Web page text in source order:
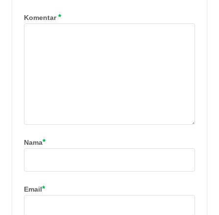
Komentar*
Nama*
Email*